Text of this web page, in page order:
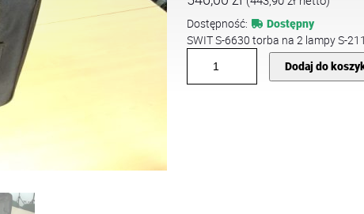
Dostępność:
Dostępny
SWIT S-6630 torba na 2 lampy S-
o
Dodaj do